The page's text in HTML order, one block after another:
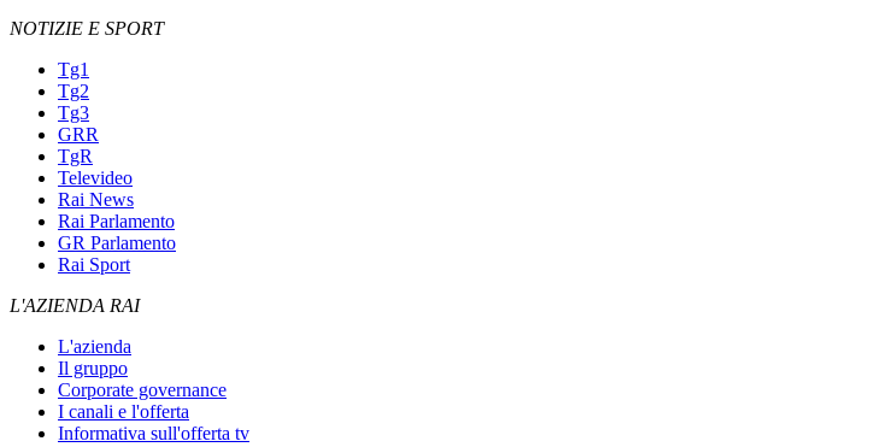
NOTIZIE E SPORT
Tg1
Tg2
Tg3
GRR
TgR
Televideo
Rai News
Rai Parlamento
GR Parlamento
Rai Sport
L'AZIENDA RAI
L'azienda
Il gruppo
Corporate governance
I canali e l'offerta
Informativa sull'offerta tv